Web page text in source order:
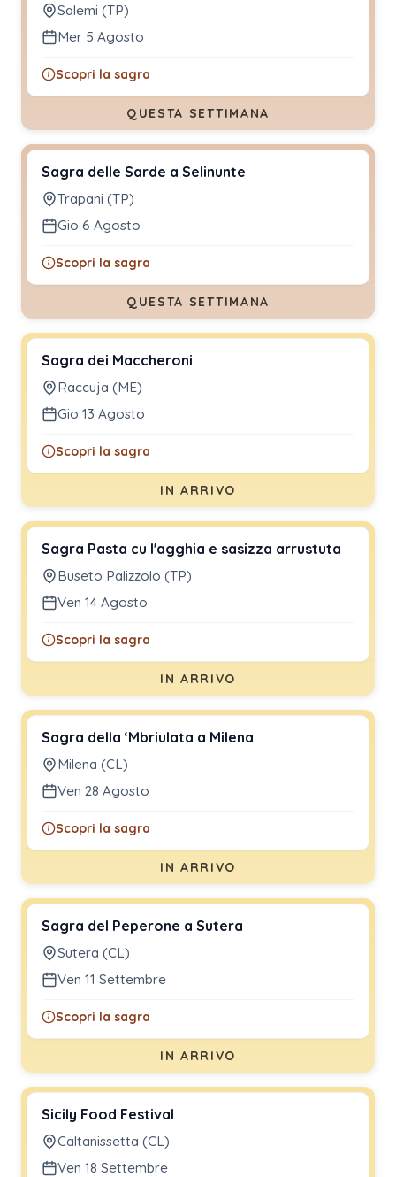
Salemi (TP)
Mer 5 Agosto
Scopri la sagra
QUESTA SETTIMANA
Sagra delle Sarde a Selinunte
Trapani (TP)
Gio 6 Agosto
Scopri la sagra
QUESTA SETTIMANA
Sagra dei Maccheroni
Raccuja (ME)
Gio 13 Agosto
Scopri la sagra
IN ARRIVO
Sagra Pasta cu l'agghia e sasizza arrustuta
Buseto Palizzolo (TP)
Ven 14 Agosto
Scopri la sagra
IN ARRIVO
Sagra della ‘Mbriulata a Milena
Milena (CL)
Ven 28 Agosto
Scopri la sagra
IN ARRIVO
Sagra del Peperone a Sutera
Sutera (CL)
Ven 11 Settembre
Scopri la sagra
IN ARRIVO
Sicily Food Festival
Caltanissetta (CL)
Ven 18 Settembre